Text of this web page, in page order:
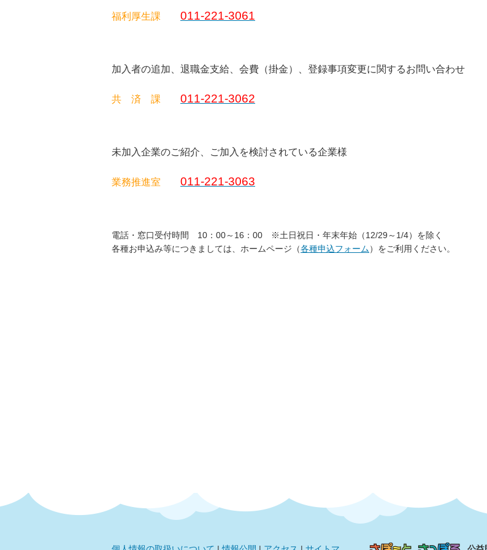
福利厚生課 011-221-3061
加入者の追加、退職金支給、会費（掛金）、登録事項変更に関するお問い合わせ
共 済 課 011-221-3062
未加入企業のご紹介、ご加入を検討されている企業様
業務推進室 011-221-3063
電話・窓口受付時間 10：00～16：00 ※土日祝日・年末年始（12/29～1/4）を除く
各種お申込み等につきましては、ホームページ（各種申込フォーム）をご利用ください。